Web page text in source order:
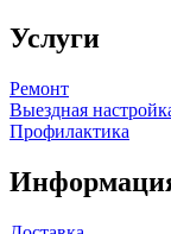
Услуги
Ремонт
Выездная
Профилактика